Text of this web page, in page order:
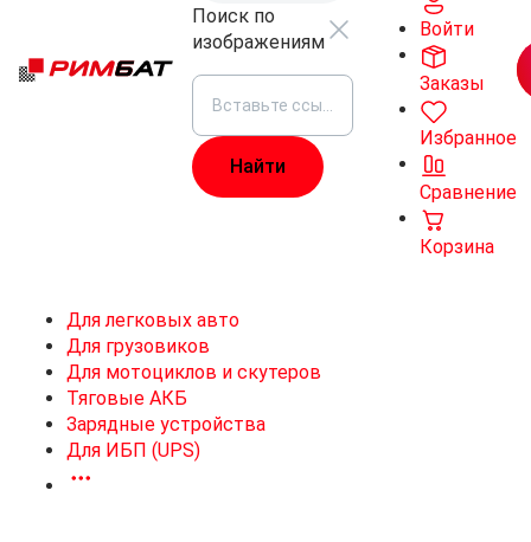
Поиск по
изображениям
Войти
Заказы
Избранное
Сравнение
Корзина
Для легковых авто
Для грузовиков
Для мотоциклов и скутеров
Тяговые АКБ
Зарядные устройства
Для ИБП (UPS)